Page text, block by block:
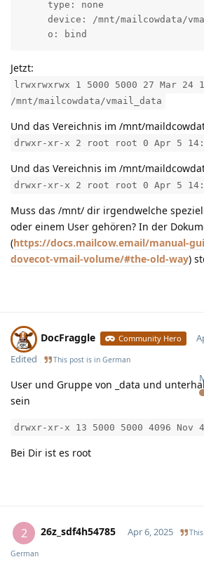
     type: none
device: /mnt/mailcowdata/
     o: bind
Jetzt:
lrwxrwxrwx 1 5000 5000 27 Mar 24
/mnt/mailcowdata/vmail_data
Und das Vereichnis im /mnt/
drwxr-xr-x 2 root root 0 Apr 5
Und das Vereichnis im /mnt/
drwxr-xr-x 2 root root 0 Apr 5
Muss das /mnt/ dir irgendwelche
oder einem User gehören? In der
(https://docs.mailcow.email/manual-
dovecot-vmail-volume/#the-old-way)
DocFraggle Community Hero
Edited
This post is in German
User und Gruppe von _data und
sein
drwxr-xr-x 13 5000 5000 4096 Nov
Bei Dir ist es root
2 26z_sdf4h54785 Apr 6, 2025
German